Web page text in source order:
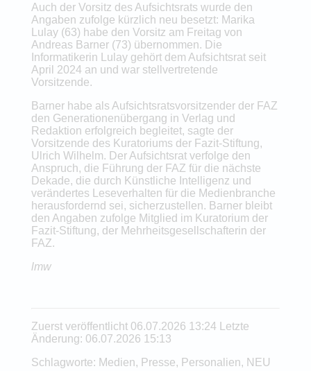
Auch der Vorsitz des Aufsichtsrats wurde den
Angaben zufolge kürzlich neu besetzt: Marika
Lulay (63) habe den Vorsitz am Freitag von
Andreas Barner (73) übernommen. Die
Informatikerin Lulay gehört dem Aufsichtsrat seit
April 2024 an und war stellvertretende
Vorsitzende.
Barner habe als Aufsichtsratsvorsitzender der FAZ
den Generationenübergang in Verlag und
Redaktion erfolgreich begleitet, sagte der
Vorsitzende des Kuratoriums der Fazit-Stiftung,
Ulrich Wilhelm. Der Aufsichtsrat verfolge den
Anspruch, die Führung der FAZ für die nächste
Dekade, die durch Künstliche Intelligenz und
verändertes Leseverhalten für die Medienbranche
herausfordernd sei, sicherzustellen. Barner bleibt
den Angaben zufolge Mitglied im Kuratorium der
Fazit-Stiftung, der Mehrheitsgesellschafterin der
FAZ.
lmw
Zuerst veröffentlicht 06.07.2026 13:24 Letzte
Änderung: 06.07.2026 15:13
Schlagworte: Medien, Presse, Personalien, NEU